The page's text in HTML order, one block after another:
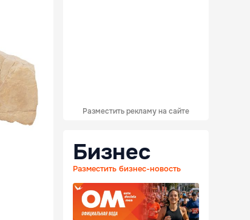
Разместить рекламу на сайте
Бизнес
Разместить бизнес-новость